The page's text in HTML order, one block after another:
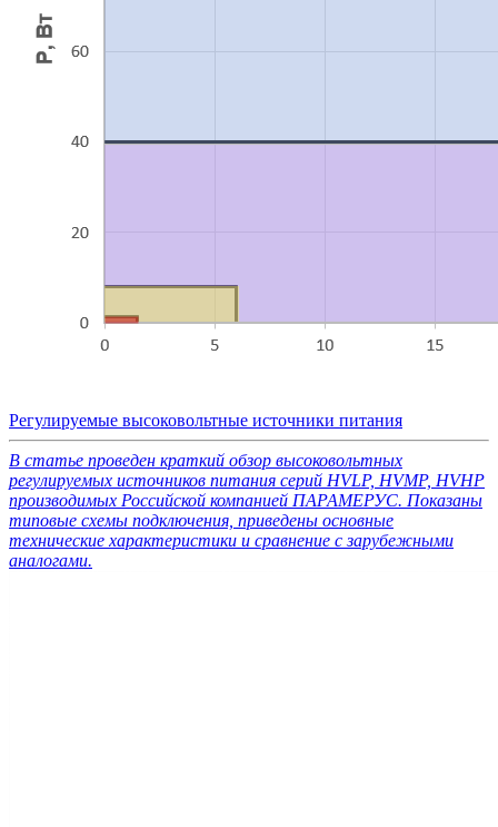
Регулируемые высоковольтные источники питания
В статье проведен краткий обзор высоковольтных
регулируемых источников питания серий HVLP, HVMP, HVHP
производимых Российской компанией ПАРАМЕРУС. Показаны
типовые схемы подключения, приведены основные
технические характеристики и сравнение с зарубежными
аналогами.